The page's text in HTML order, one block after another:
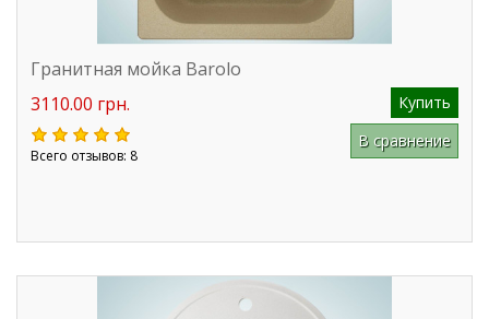
Гранитная мойка Barolo
3110.00 грн.
Купить
Всего отзывов: 8
В сравнение